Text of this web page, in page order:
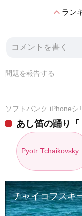
expand_lessラン
問題を報告する
ソフトバンク iPhone
あし笛の踊り
Pyotr Tchaikovsky
チャイコフスキ